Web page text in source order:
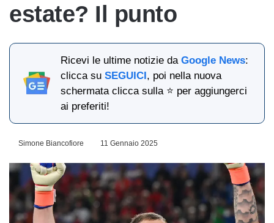
estate? Il punto
Ricevi le ultime notizie daGoogle News:
clicca suSEGUICI, poi nella nuova
schermata clicca sulla ⭐ per aggiungerci
ai preferiti!
Simone Biancofiore 11 Gennaio 2025